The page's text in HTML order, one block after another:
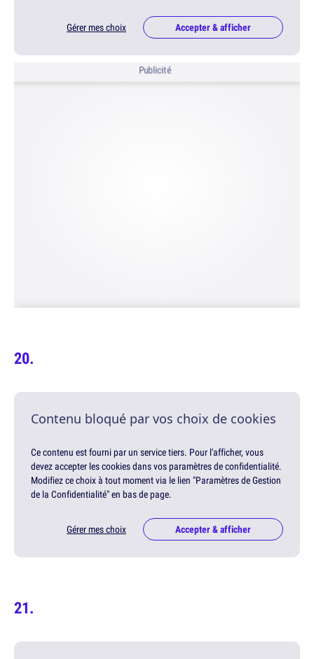
Gérer mes choix Accepter & afficher
Publicité
Contenu bloqué par vos choix de cookies
Ce contenu est fourni par un service tiers. Pour l'afficher, vous
devez accepter les cookies dans vos paramètres de confidentialité.
Modifiez ce choix à tout moment via le lien "Paramètres de Gestion
de la Confidentialité" en bas de page.
Gérer mes choix Accepter & afficher